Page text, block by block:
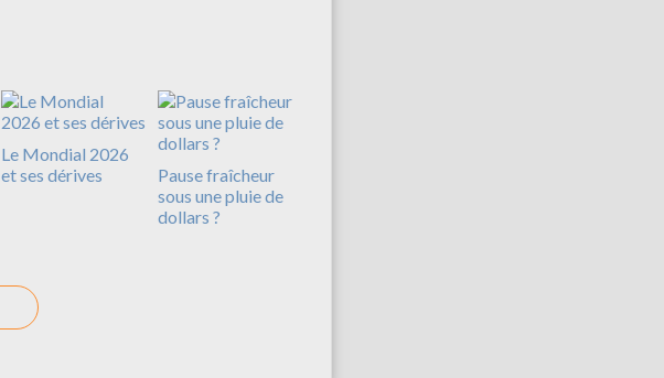
Le Mondial 2026
et ses dérives
Pause fraîcheur
sous une pluie de
dollars ?